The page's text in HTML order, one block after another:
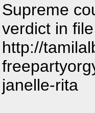
Supreme
verdict in
http://
janelle-rita